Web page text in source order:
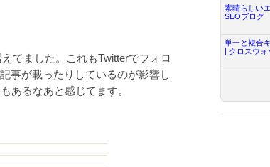
てました。これもTwitterでフォロ
事が載ったりしているのが影響し
あるなあと感じてます。
素晴らしい
SEOブログ
単一と複合
| クロスウ